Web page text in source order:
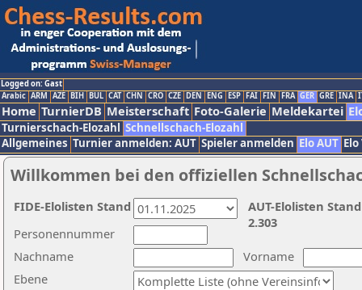
Logged on: Gast
Arabic ARM AZE BIH BUL CAT CHN CRO CZE DEN ENG ESP FAI FIN FRA GER GRE INA
Home TurnierDB Meisterschaft Foto-Galerie Meldekartei
Turnierschach-Elozahl Schnellschach-Elozahl
Allgemeines Turnier anmelden: AUT Spieler anmelden Elo AUT
Willkommen bei den offiziellen
Nachname
Vorname
Ebene
Personennummer
AUT-Elolisten
2.303
FIDE-Elolisten Stand